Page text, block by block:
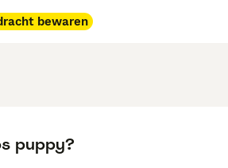
bewaren
puppy?